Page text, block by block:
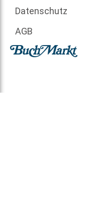
Datenschutz
AGB